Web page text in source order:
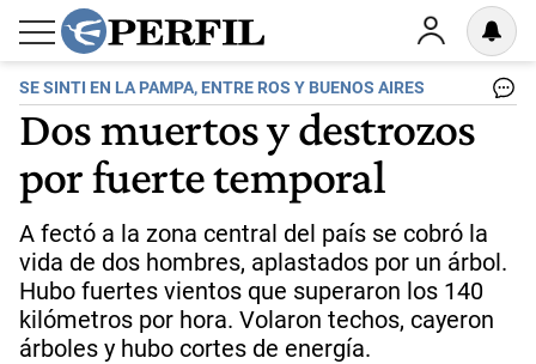
SE SINTI EN LA PAMPA, ENTRE ROS Y BUENOS AIRES
Dos muertos y destrozos
por fuerte temporal
A fectó a la zona central del país se cobró la
vida de dos hombres, aplastados por un árbol.
Hubo fuertes vientos que superaron los 140
kilómetros por hora. Volaron techos, cayeron
árboles y hubo cortes de energía.